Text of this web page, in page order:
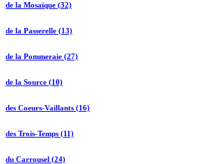
de la Mosaïque (32)
de la Passerelle (13)
de la Pommeraie (27)
de la Source (10)
des Coeurs-Vaillants (16)
des Trois-Temps (11)
du Carrousel (24)